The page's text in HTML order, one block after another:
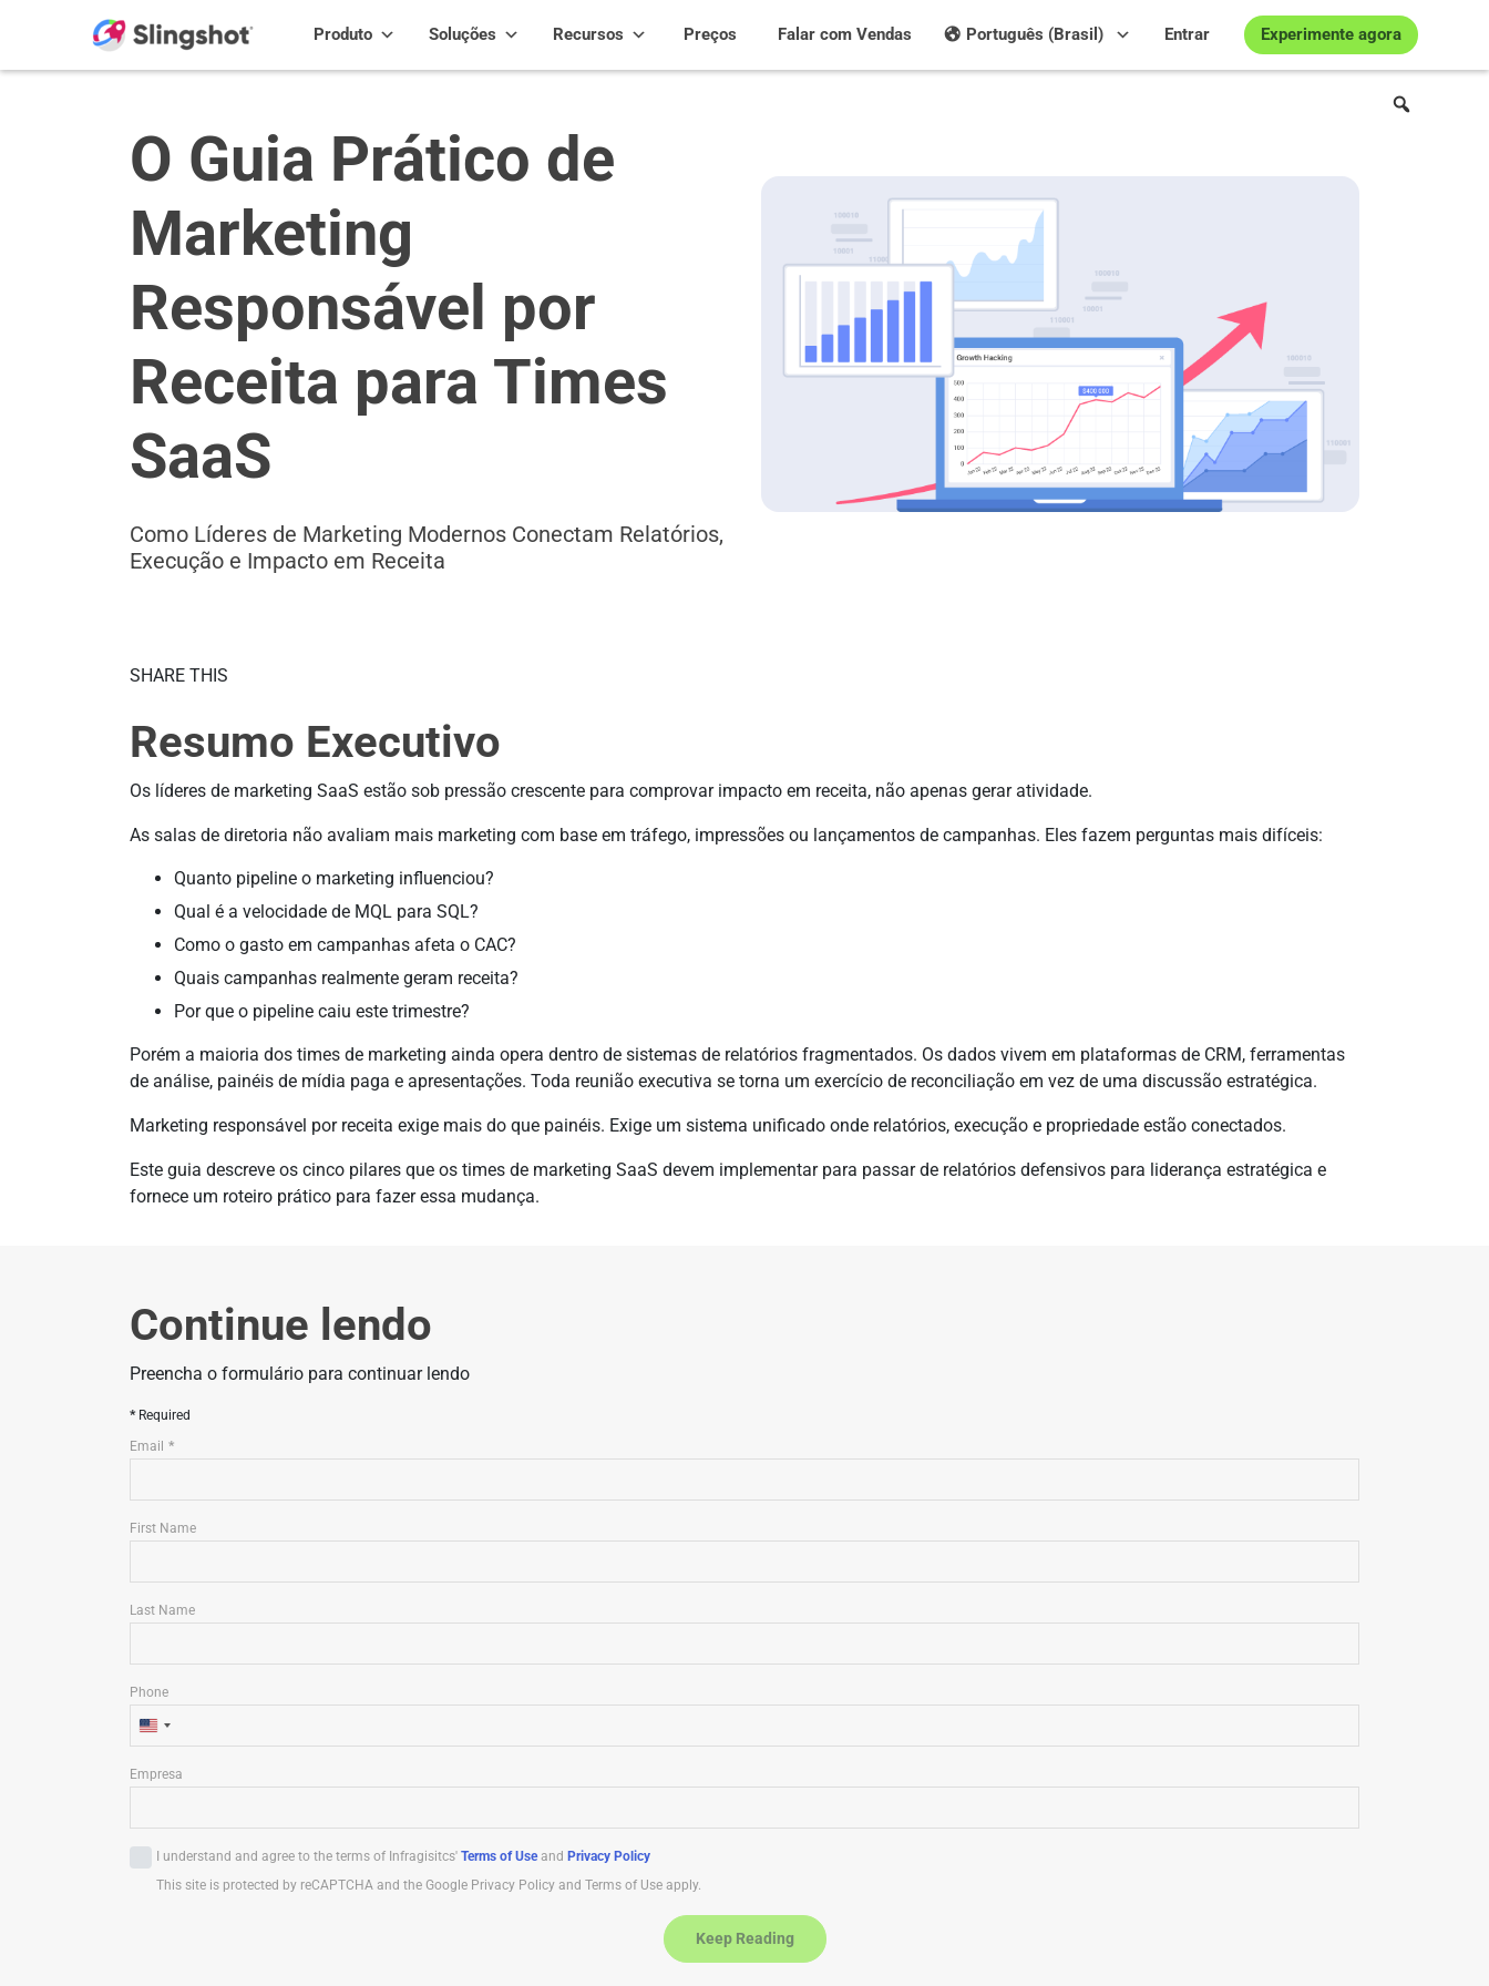
Produto Soluções Recursos Preços Experimente agora
Entrar
Português (Brasil)
Falar com Vendas
O Guia Prático de
Marketing
Responsável por
Receita para Times
SaaS
Como Líderes de Marketing Modernos Conectam Relatórios,
Execução e Impacto em Receita
SHARE THIS
Resumo Executivo
Os líderes de marketing SaaS estão sob pressão crescente para comprovar impacto em receita, não apenas gerar atividade.
As salas de diretoria não avaliam mais marketing com base em tráfego, impressões ou lançamentos de campanhas. Eles fazem perguntas mais difíceis:
Quanto pipeline o marketing influenciou?
Qual é a velocidade de MQL para SQL?
Como o gasto em campanhas afeta o CAC?
Quais campanhas realmente geram receita?
Por que o pipeline caiu este trimestre?
Porém a maioria dos times de marketing ainda opera dentro de sistemas de relatórios fragmentados. Os dados vivem em plataformas de CRM, ferramentas
de análise, painéis de mídia paga e apresentações. Toda reunião executiva se torna um exercício de reconciliação em vez de uma discussão estratégica.
Marketing responsável por receita exige mais do que painéis. Exige um sistema unificado onde relatórios, execução e propriedade estão conectados.
Este guia descreve os cinco pilares que os times de marketing SaaS devem implementar para passar de relatórios defensivos para liderança estratégica e
fornece um roteiro prático para fazer essa mudança.
Continue lendo
Preencha o formulário para continuar lendo
Required
Email
First Name
Last Name
U
i
d
Phone
Empresa
I understand and agree to the terms of Infragisitcs' Terms of Useand Privacy Policy
This site is protected by reCAPTCHA and the Google Privacy Policy and Terms of Use apply.
Keep Reading